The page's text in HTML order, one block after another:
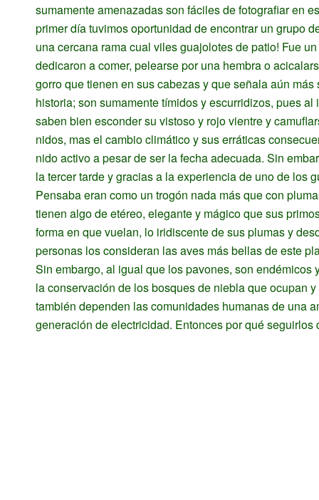
sumamente amenazadas son fáciles de fotografiar en
primer día tuvimos oportunidad de encontrar un grupo
una cercana rama cual viles guajolotes de patio! Fue
dedicaron a comer, pelearse por una hembra o
gorro que tienen en sus cabezas y que señala aún
historia; son sumamente tímidos y escurridizos, pues
saben bien esconder su vistoso y rojo vientre y
nidos, mas el cambio climático y sus erráticas
nido activo a pesar de ser la fecha adecuada. Sin
la tercer tarde y gracias a la experiencia de uno de los
Pensaba eran como un trogón nada más que con
tienen algo de etéreo, elegante y mágico que sus
forma en que vuelan, lo iridiscente de sus plumas y
personas los consideran las aves más bellas de este
Sin embargo, al igual que los pavones, son
la conservación de los bosques de niebla que ocupan
también dependen las comunidades humanas de una
generación de electricidad. Entonces por qué seguirlos